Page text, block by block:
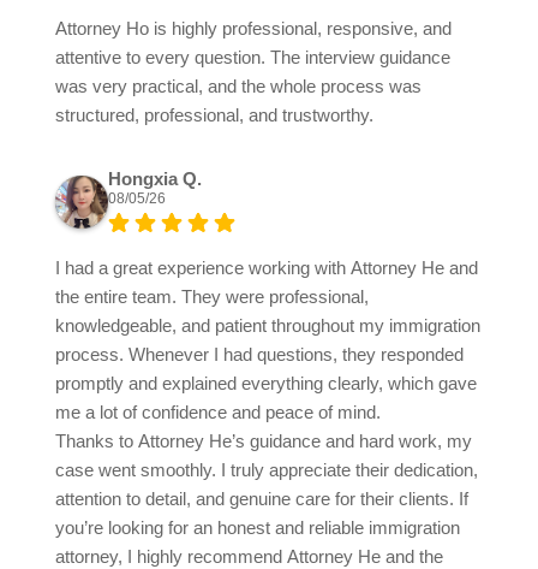
Attorney Ho is highly professional, responsive, and
attentive to every question. The interview guidance
was very practical, and the whole process was
structured, professional, and trustworthy.
Hongxia Q.
08/05/26
I had a great experience working with Attorney He and
the entire team. They were professional,
knowledgeable, and patient throughout my immigration
process. Whenever I had questions, they responded
promptly and explained everything clearly, which gave
me a lot of confidence and peace of mind.
Thanks to Attorney He’s guidance and hard work, my
case went smoothly. I truly appreciate their dedication,
attention to detail, and genuine care for their clients. If
you’re looking for an honest and reliable immigration
attorney, I highly recommend Attorney He and the